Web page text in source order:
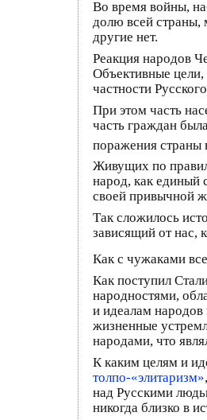
Во время войны,
долю всей страны,
другие нет.
Реакция народов
Объективные
частности
При этом часть
часть граждан
поражения страны
Живущих по
народ, как единый
своей привычной
Так сложилось
зависящий от нас,
Как с чужаками
Как поступил
народностями,
и идеалам народов
жизненные
народами, что
К каким целям и
толпо-«элитаризм»
над Русскими
никогда близко в